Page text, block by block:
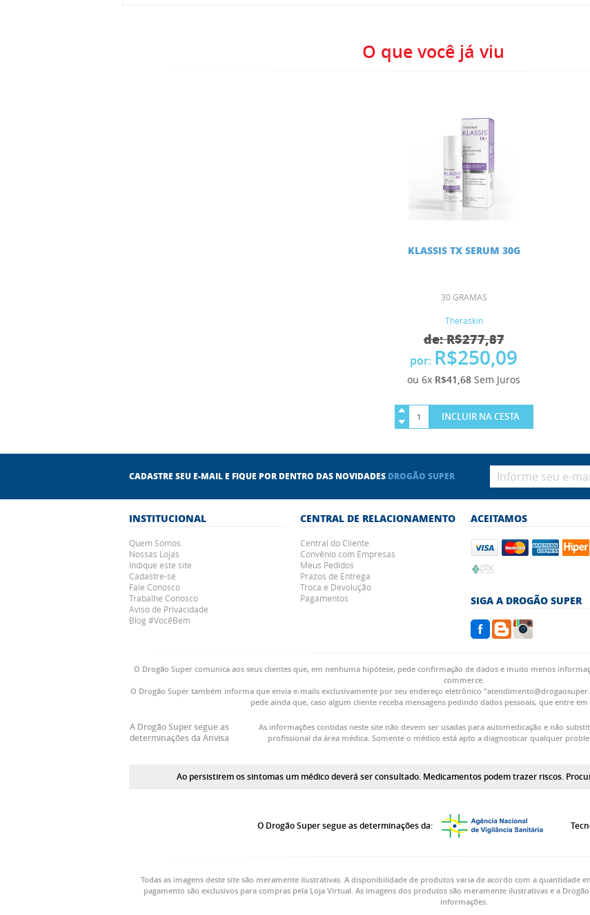
O que você já viu
KLASSIS TX SERUM 30G
30 GRAMAS
Theraskin
de: R$277,87
por: R$250,09
ou 6x R$41,68 Sem Juros
INCLUIR NA CESTA
CADASTRE SEU E-MAIL E FIQUE POR DENTRO DAS NOVIDADES DROGÃO SUPER
INSTITUCIONAL
Quem Somos
Nossas Lojas
Indique este site
Cadastre-se
Fale Conosco
Trabalhe Conosco
Aviso de Privacidade
Blog #VocêBem
CENTRAL DE RELACIONAMENTO
Central do Cliente
Convênio com Empresas
Meus Pedidos
Prazos de Entrega
Troca e Devolução
Pagamentos
ACEITAMOS
SIGA A DROGÃO SUPER
O Drogão Super comunica aos seus clientes que, em nenhuma hipótese, pede confirmação de dados e muito menos
commerce.
O Drogão Super também informa que envia e-mails exclusivamente por seu endereço eletrônico
pede ainda que, caso algum cliente receba mensagens pedindo dados pessoais, que entre
A Drogão Super segue as
determinações da Anvisa
As informações contidas neste site não devem ser usadas para automedicação e não
profissional da área médica. Somente o médico está apto a diagnosticar qualquer
Ao persistirem os sintomas um médico deverá ser consultado. Medicamentos podem trazer riscos.
O Drogão Super segue as determinações da:
Todas as imagens deste site são meramente ilustrativas. A disponibilidade de produtos varia de acordo com a quantidade
pagamento são exclusivos para compras pela Loja Virtual. As imagens dos produtos são meramente ilustrativas e a
informações.